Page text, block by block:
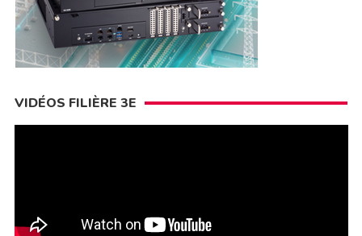
VIDÉOS FILIÈRE 3E